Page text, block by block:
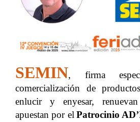
SEMIN, firma
comercialización de
enlucir y enyesar,
apuestan por el Patrocinio